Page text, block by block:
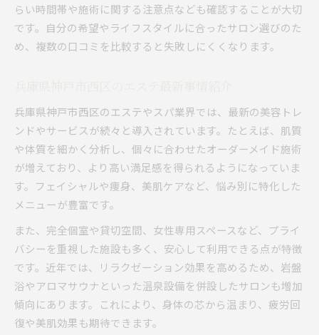
らい時間帯や施術に関する注意点なども確認することが大切
です。自分の希望やライフスタイルに合ったサロン選びのた
め、複数の口コミを比較すると失敗しにくくなります。
兵庫県神戸市西区のエステやスパ業界では、最新の美容トレ
ンドやサービスが続々と導入されています。たとえば、肌質
や体質を細かく分析し、個々に合わせたオーダーメイド施術
が増えており、より高い満足感を得られるようになっていま
す。フェイシャルや痩身、美肌ケアなど、悩み別に特化した
メニューが豊富です。
また、完全個室や貸切空間、女性専用スペースなど、プライ
バシーを重視した施設も多く、安心して利用できる点が特徴
です。近年では、リラクゼーション効果を高めるため、岩盤
浴やアロマサウナといった温泉設備を併設したサロンも増加
傾向にあります。これにより、身体の芯から温まり、疲労回
復や美肌効果も期待できます。